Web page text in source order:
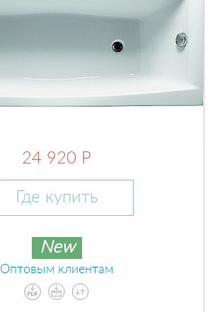
24 920 Р
Где купить
New
Оптовым клиентам